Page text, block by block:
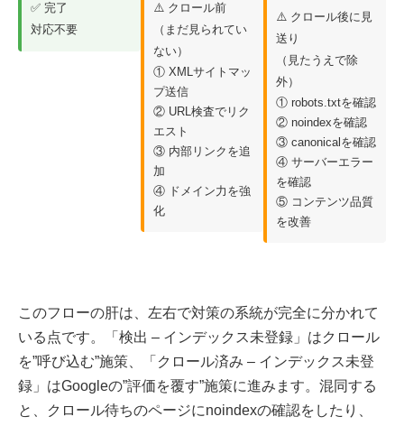
✅ 完了
対応不要
⚠️ クロール前
（まだ見られてい
ない）
① XMLサイトマッ
プ送信
② URL検査でリク
エスト
③ 内部リンクを追
加
④ ドメイン力を強
化
⚠️ クロール後に見
送り
（見たうえで除
外）
① robots.txtを確認
② noindexを確認
③ canonicalを確認
④ サーバーエラー
を確認
⑤ コンテンツ品質
を改善
このフローの肝は、左右で対策の系統が完全に分かれて
いる点です。「検出 – インデックス未登録」はクロール
を”呼び込む”施策、「クロール済み – インデックス未登
録」はGoogleの”評価を覆す”施策に進みます。混同する
と、クロール待ちのページにnoindexの確認をしたり、